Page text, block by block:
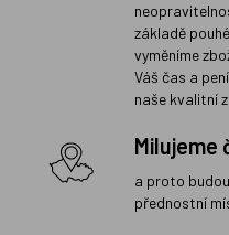
základě
vyměníme
Váš čas a
naše kvalitní
Milujeme
a proto
přednostní